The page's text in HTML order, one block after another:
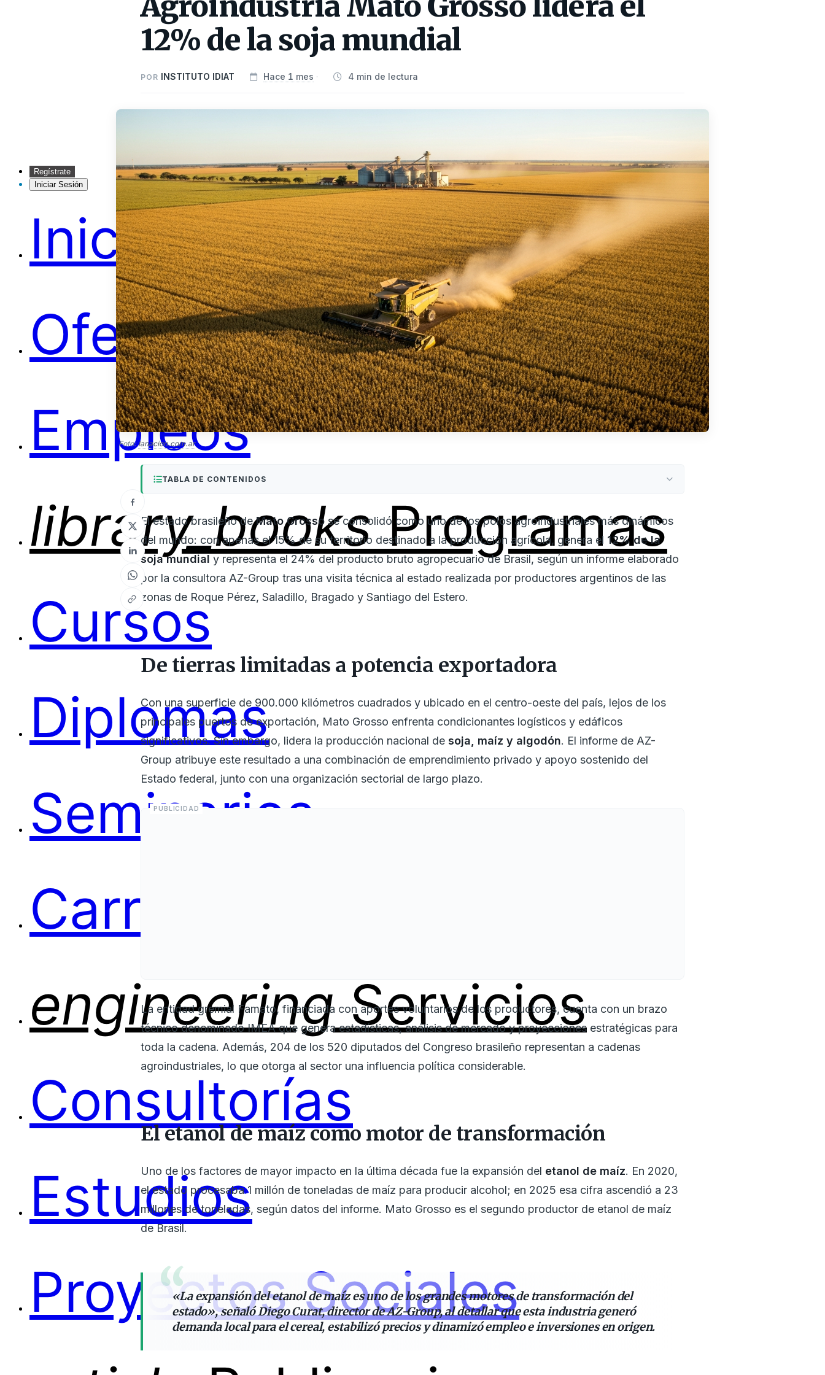
Regístrate
Iniciar Sesión
Inicio
Ofertas
Empleos
library_books Programas
Cursos
Diplomas
Seminarios
Carreras
engineering Servicios
Consultorías
Estudios
Proyectos Sociales
12% de la soja mundial
POR INSTITUTO IDIAT Hace 1 mes · 4 min de lectura
Foto:lanacion.com.ar
TABLA DE CONTENIDOS
El estado brasileño deMato Grosso se consolidó como uno de los polos agroindustriales más dinámicos
del mundo: con apenas el 15% de su territorio destinado a la producción agrícola, genera el 12% de la
soja mundial y representa el 24% del producto bruto agropecuario de Brasil, según un informe elaborado
por la consultora AZ-Group tras una visita técnica al estado realizada por productores argentinos de las
zonas de Roque Pérez, Saladillo, Bragado y Santiago del Estero.
De tierras limitadas a potencia exportadora
Con una superficie de 900.000 kilómetros cuadrados y ubicado en el centro-oeste del país, lejos de los
principales puertos de exportación, Mato Grosso enfrenta condicionantes logísticos y edáficos
significativos. Sin embargo, lidera la producción nacional desoja, maíz y algodón. El informe de AZ-
Group atribuye este resultado a una combinación de emprendimiento privado y apoyo sostenido del
Estado federal, junto con una organización sectorial de largo plazo.
La entidad gremial Famato, financiada con aportes voluntarios de los productores, cuenta con un brazo
técnico denominado IMEA que genera estadísticas, análisis de mercado y proyecciones estratégicas para
toda la cadena. Además, 204 de los 520 diputados del Congreso brasileño representan a cadenas
agroindustriales, lo que otorga al sector una influencia política considerable.
El etanol de maíz como motor de transformación
Uno de los factores de mayor impacto en la última década fue la expansión del etanol de maíz. En 2020,
el estado procesaba 1 millón de toneladas de maíz para producir alcohol; en 2025 esa cifra ascendió a 23
millones de toneladas, según datos del informe. Mato Grosso es el segundo productor de etanol de maíz
de Brasil.
«La expansión del etanol de maíz es uno de los grandes motores de transformación del
estado», señaló Diego Curat, director de AZ-Group, al detallar que esta industria generó
demanda local para el cereal, estabilizó precios y dinamizó empleo e inversiones en origen.